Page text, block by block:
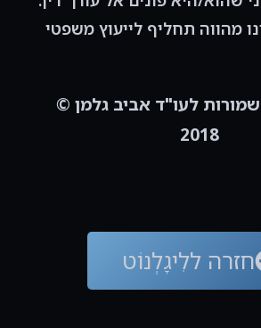
מהווה תחליף לייעוץ משפטי
שמורות לעו"ד אביב גלמן ©
2018
חזרה ללִיגָלְנוֹט